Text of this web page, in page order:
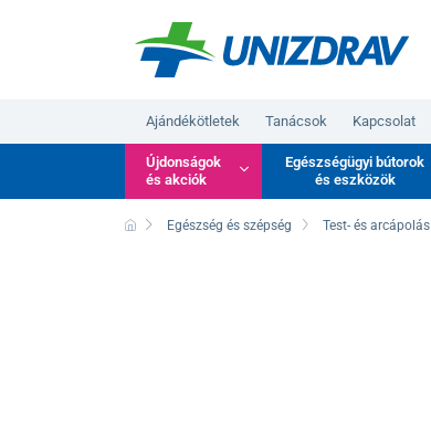
Ajándékötletek Tanácsok Kapcsolat
Újdonságok
és akciók
Egészségügyi bútorok
és eszközök
Egészség és szépség Test- és arcápolás